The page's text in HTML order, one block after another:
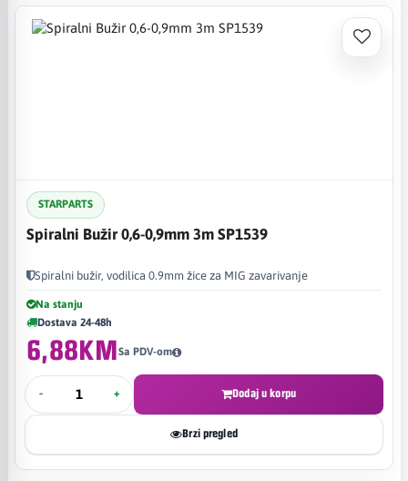
STARPARTS
Spiralni Bužir 0,6-0,9mm 3m SP1539
Spiralni bužir, vodilica 0.9mm žice za MIG zavarivanje
Na stanju
Dostava 24-48h
6,88KMSa PDV-om
- + Dodaj u korpu
Brzi pregled